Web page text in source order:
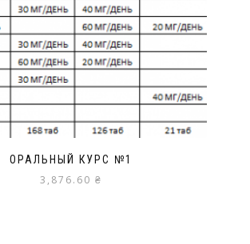
ОРАЛЬНЫЙ КУРС №1
3,876.60 ₴